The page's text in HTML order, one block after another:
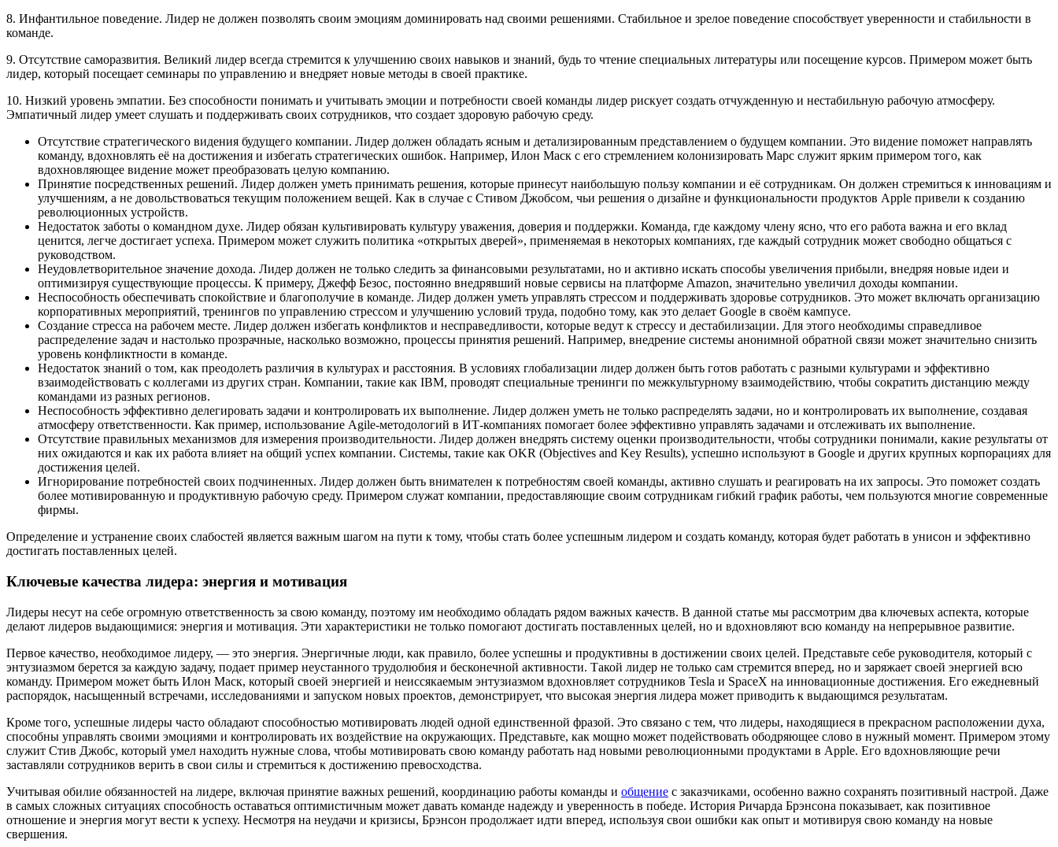
8. Инфантильное поведение. Лидер не должен позволять своим эмоциям доминировать над своими решениями. Стабильное и зрелое поведение способствует уверенности и стабильности в
команде.
9. Отсутствие саморазвития. Великий лидер всегда стремится к улучшению своих навыков и знаний, будь то чтение специальных литературы или посещение курсов. Примером может быть
лидер, который посещает семинары по управлению и внедряет новые методы в своей практике.
10. Низкий уровень эмпатии. Без способности понимать и учитывать эмоции и потребности своей команды лидер рискует создать отчужденную и нестабильную рабочую атмосферу.
Эмпатичный лидер умеет слушать и поддерживать своих сотрудников, что создает здоровую рабочую среду.
Отсутствие стратегического видения будущего компании. Лидер должен обладать ясным и детализированным представлением о будущем компании. Это видение поможет направлять
команду, вдохновлять её на достижения и избегать стратегических ошибок. Например, Илон Маск с его стремлением колонизировать Марс служит ярким примером того, как
вдохновляющее видение может преобразовать целую компанию.
Принятие посредственных решений. Лидер должен уметь принимать решения, которые принесут наибольшую пользу компании и её сотрудникам. Он должен стремиться к инновациям и
улучшениям, а не довольствоваться текущим положением вещей. Как в случае с Стивом Джобсом, чьи решения о дизайне и функциональности продуктов Apple привели к созданию
революционных устройств.
Недостаток заботы о командном духе. Лидер обязан культивировать культуру уважения, доверия и поддержки. Команда, где каждому члену ясно, что его работа важна и его вклад
ценится, легче достигает успеха. Примером может служить политика «открытых дверей», применяемая в некоторых компаниях, где каждый сотрудник может свободно общаться с
руководством.
Неудовлетворительное значение дохода. Лидер должен не только следить за финансовыми результатами, но и активно искать способы увеличения прибыли, внедряя новые идеи и
оптимизируя существующие процессы. К примеру, Джефф Безос, постоянно внедрявший новые сервисы на платформе Amazon, значительно увеличил доходы компании.
Неспособность обеспечивать спокойствие и благополучие в команде. Лидер должен уметь управлять стрессом и поддерживать здоровье сотрудников. Это может включать организацию
корпоративных мероприятий, тренингов по управлению стрессом и улучшению условий труда, подобно тому, как это делает Google в своём кампусе.
Создание стресса на рабочем месте. Лидер должен избегать конфликтов и несправедливости, которые ведут к стрессу и дестабилизации. Для этого необходимы справедливое
распределение задач и настолько прозрачные, насколько возможно, процессы принятия решений. Например, внедрение системы анонимной обратной связи может значительно снизить
уровень конфликтности в команде.
Недостаток знаний о том, как преодолеть различия в культурах и расстояния. В условиях глобализации лидер должен быть готов работать с разными культурами и эффективно
взаимодействовать с коллегами из других стран. Компании, такие как IBM, проводят специальные тренинги по межкультурному взаимодействию, чтобы сократить дистанцию между
командами из разных регионов.
Неспособность эффективно делегировать задачи и контролировать их выполнение. Лидер должен уметь не только распределять задачи, но и контролировать их выполнение, создавая
атмосферу ответственности. Как пример, использование Agile-методологий в ИТ-компаниях помогает более эффективно управлять задачами и отслеживать их выполнение.
Отсутствие правильных механизмов для измерения производительности. Лидер должен внедрять систему оценки производительности, чтобы сотрудники понимали, какие результаты от
них ожидаются и как их работа влияет на общий успех компании. Системы, такие как OKR (Objectives and Key Results), успешно используют в Google и других крупных корпорациях для
достижения целей.
Игнорирование потребностей своих подчиненных. Лидер должен быть внимателен к потребностям своей команды, активно слушать и реагировать на их запросы. Это поможет создать
более мотивированную и продуктивную рабочую среду. Примером служат компании, предоставляющие своим сотрудникам гибкий график работы, чем пользуются многие современные
фирмы.
Определение и устранение своих слабостей является важным шагом на пути к тому, чтобы стать более успешным лидером и создать команду, которая будет работать в унисон и эффективно
достигать поставленных целей.
Ключевые качества лидера: энергия и мотивация
Лидеры несут на себе огромную ответственность за свою команду, поэтому им необходимо обладать рядом важных качеств. В данной статье мы рассмотрим два ключевых аспекта, которые
делают лидеров выдающимися: энергия и мотивация. Эти характеристики не только помогают достигать поставленных целей, но и вдохновляют всю команду на непрерывное развитие.
Первое качество, необходимое лидеру, — это энергия. Энергичные люди, как правило, более успешны и продуктивны в достижении своих целей. Представьте себе руководителя, который с
энтузиазмом берется за каждую задачу, подает пример неустанного трудолюбия и бесконечной активности. Такой лидер не только сам стремится вперед, но и заряжает своей энергией всю
команду. Примером может быть Илон Маск, который своей энергией и неиссякаемым энтузиазмом вдохновляет сотрудников Tesla и SpaceX на инновационные достижения. Его ежедневный
распорядок, насыщенный встречами, исследованиями и запуском новых проектов, демонстрирует, что высокая энергия лидера может приводить к выдающимся результатам.
Кроме того, успешные лидеры часто обладают способностью мотивировать людей одной единственной фразой. Это связано с тем, что лидеры, находящиеся в прекрасном расположении духа,
способны управлять своими эмоциями и контролировать их воздействие на окружающих. Представьте, как мощно может подействовать ободряющее слово в нужный момент. Примером этому
служит Стив Джобс, который умел находить нужные слова, чтобы мотивировать свою команду работать над новыми революционными продуктами в Apple. Его вдохновляющие речи
заставляли сотрудников верить в свои силы и стремиться к достижению превосходства.
Учитывая обилие обязанностей на лидере, включая принятие важных решений, координацию работы команды и общение с заказчиками, особенно важно сохранять позитивный настрой. Даже
в самых сложных ситуациях способность оставаться оптимистичным может давать команде надежду и уверенность в победе. История Ричарда Брэнсона показывает, как позитивное
отношение и энергия могут вести к успеху. Несмотря на неудачи и кризисы, Брэнсон продолжает идти вперед, используя свои ошибки как опыт и мотивируя свою команду на новые
свершения.